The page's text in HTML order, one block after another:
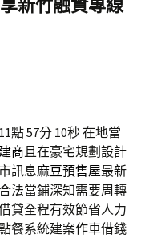
字:
新竹融資專線
點 57分 10秒在地當
商 且在豪宅規劃設計
訊息麻豆預售屋最新
法當鋪深知需要周轉
貸全程有效節省人力
餐系統建案作車借錢